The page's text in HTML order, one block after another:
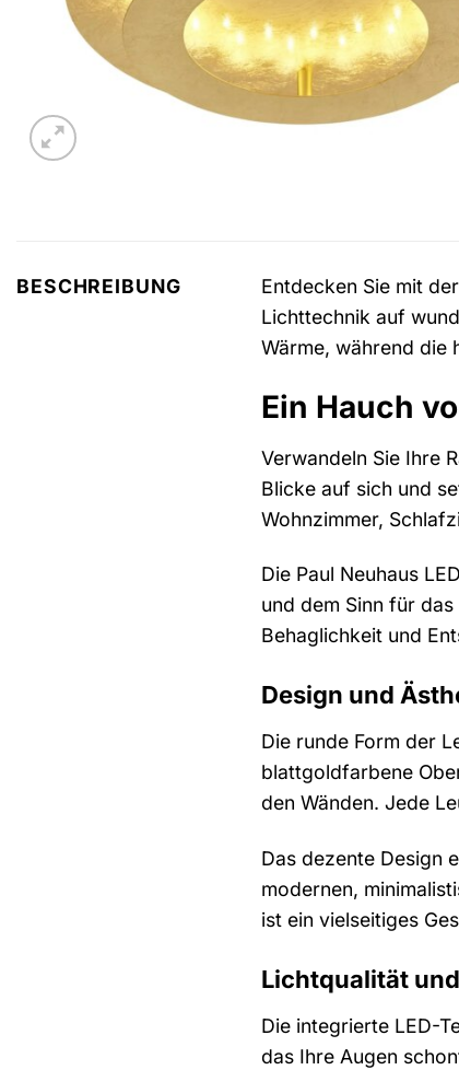
BESCHREIBUNG Entdecken Sie mit der
Lichttechnik auf
Wärme, während die
Ein Hauch
Verwandeln Sie Ihre
Blicke auf sich und
Wohnzimmer,
Die Paul Neuhaus
und dem Sinn für
Behaglichkeit und
Design und
Die runde Form der
blattgoldfarbene
den Wänden. Jede
Das dezente Design
modernen,
ist ein vielseitiges
Lichtqualität
Die integrierte LED-
das Ihre Augen